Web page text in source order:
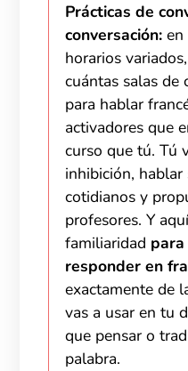
Prácticas de
conversación: en
horarios variados,
cuántas salas de
para hablar
activadores que
curso que tú. Tú
inhibición,
cotidianos y
profesores. Y
familiaridad
responder en
exactamente de
vas a usar en tu
que pensar o
palabra.